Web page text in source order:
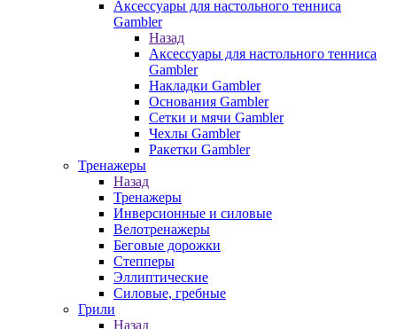
Аксессуары для настольного тенниса
Gambler
Назад
Аксессуары для настольного тенниса
Gambler
Накладки Gambler
Основания Gambler
Сетки и мячи Gambler
Чехлы Gambler
Ракетки Gambler
Тренажеры
Назад
Тренажеры
Инверсионные и силовые
Велотренажеры
Беговые дорожки
Степперы
Эллиптические
Силовые, гребные
Грили
Назад